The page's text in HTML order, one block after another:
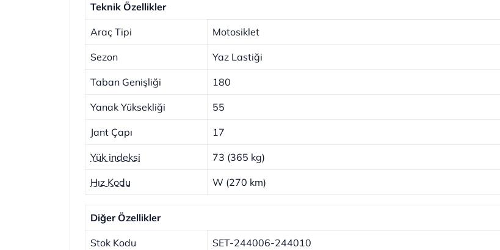
Teknik Özellikler
Araç Tipi Motosiklet
Sezon Yaz Lastiği
Taban Genişliği 180
Yanak Yüksekliği 55
Jant Çapı 17
Yük indeksi 73 (365 kg)
Hız Kodu W (270 km)
Diğer Özellikler
Stok Kodu SET-244006-244010